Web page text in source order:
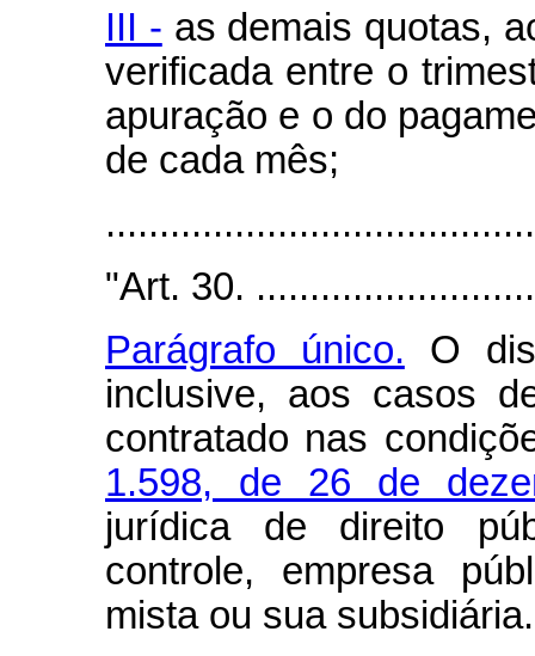
III - as demais quotas,
verificada entre o
apuração e o do
de cada mês;
"Art. 30.
Parágrafo único. O
inclusive, aos casos
contratado nas
1.598, de 26 de
jurídica de direito
controle, empresa
mista ou sua